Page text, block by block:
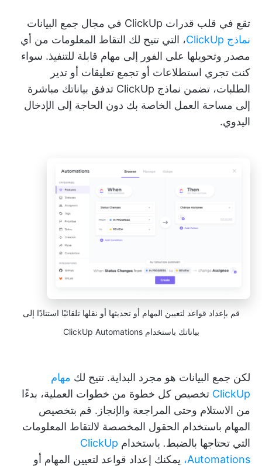
تقع في قلب قدرات ClickUp في مجال جمع البيانات
نماذج ClickUp
، التي تتيح لك التقاط المعلومات من أي
مصدر وتحويلها على الفور إلى مهام قابلة للتنفيذ. سواء
كنت تجري استطلاعات أو تجمع تعليقات أو تدير
الطلبات، تضمن نماذج ClickUp تدفق بياناتك مباشرة
إلى مساحة العمل الخاصة بك دون الحاجة إلى الإدخال
اليدوي.
قم بإعداد قواعد لتعيين المهام أو تحديثها أو نقلها تلقائيًا استنادًا إلى
بياناتك باستخدام ClickUp Automations
لكن جمع البيانات هو مجرد البداية. تتيح لك مهام
ClickUp تخصيص كل خطوة من خطوات العملية، بدءًا
من الاستلام وحتى المراجعة والإنجاز. قم بتخصيص
المهام باستخدام الحقول المخصصة لالتقاط المعلومات
التي تحتاجها بالضبط. باستخدام ClickUp
Automations،
يمكنك إعداد قواعد لتعيين المهام أو